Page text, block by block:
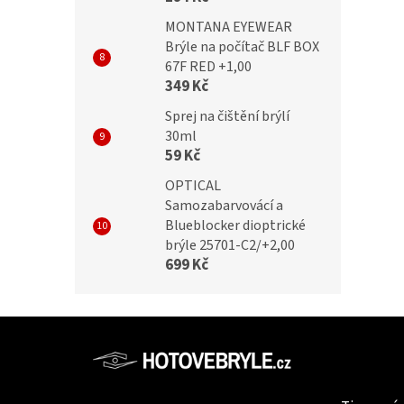
MONTANA EYEWEAR
Brýle na počítač BLF BOX
67F RED +1,00
349 Kč
Sprej na čištění brýlí
30ml
59 Kč
OPTICAL
Samozabarvovácí a
Blueblocker dioptrické
brýle 25701-C2/+2,00
699 Kč